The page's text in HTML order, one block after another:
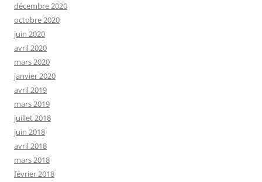
décembre 2020
octobre 2020
juin 2020
avril 2020
mars 2020
janvier 2020
avril 2019
mars 2019
juillet 2018
juin 2018
avril 2018
mars 2018
février 2018